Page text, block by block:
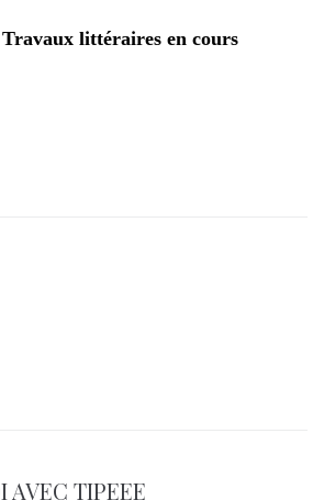
Travaux littéraires en cours
AVEC TIPEEE